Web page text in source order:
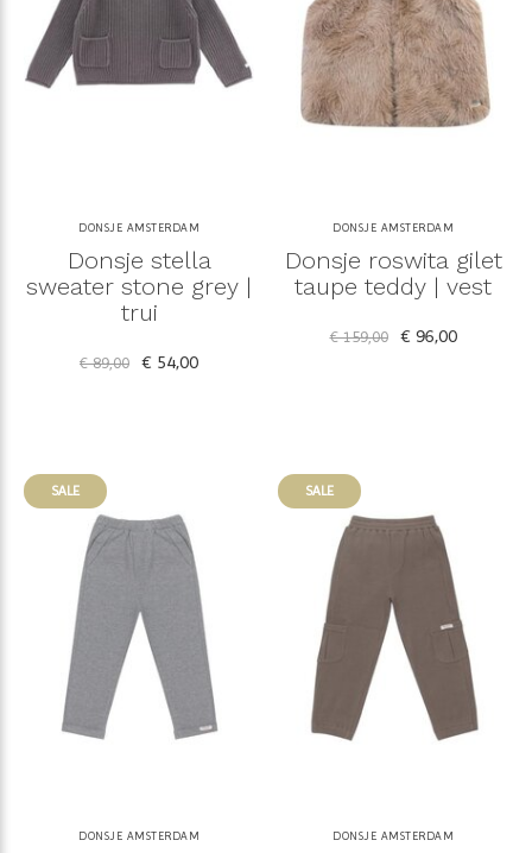
DONSJE AMSTERDAM
Donsje stella
sweater stone grey |
trui
€ 89,00 € 54,00
DONSJE AMSTERDAM
Donsje roswita gilet
taupe teddy | vest
€ 159,00 € 96,00
SALE
DONSJE AMSTERDAM
SALE
DONSJE AMSTERDAM